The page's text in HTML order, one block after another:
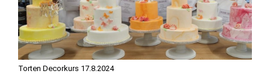
Torten Decorkurs 17.8.2024